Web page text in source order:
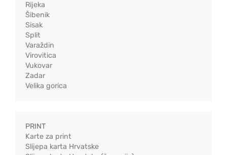
Rijeka
Šibenik
Sisak
Split
Varaždin
Virovitica
Vukovar
Zadar
Velika gorica
PRINT
Karte za print
Slijepa karta Hrvatske